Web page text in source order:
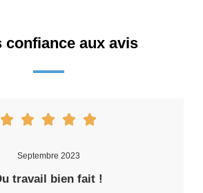
confiance aux avis
Septembre 2023
travail bien fait !